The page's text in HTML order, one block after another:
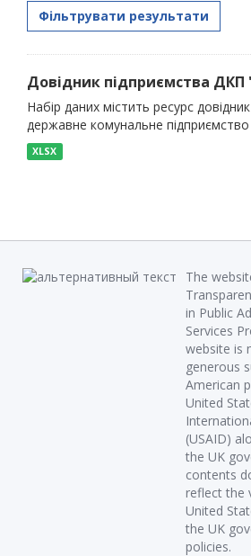
Фільтрувати результати
Довідник підприємства
Набір даних містить ресурс
державне комунальне
XLSX
The
in Public
Services
website is
generous
American
United
(USAID)
the UK
contents
reflect the
United
the UK
policies.